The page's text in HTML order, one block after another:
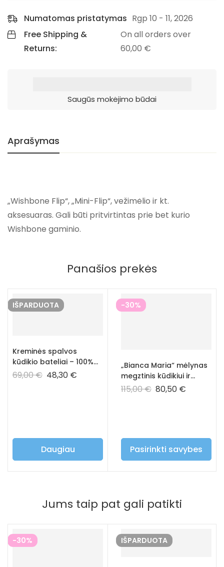
Numatomas pristatymas Rgp 10 - 11, 2026
Free Shipping &
Returns:
On all orders over
60,00 €
Saugūs mokėjimo būdai
Aprašymas
„Wishbone Flip“, „Mini-Flip“, vežimėlio ir kt.
aksesuaras. Gali būti pritvirtintas prie bet kurio
Wishbone gaminio.
Panašios prekės
IŠPARDUOTA
Kreminės spalvos
kūdikio bateliai – 100%
prabangus kašmyras
69,00€ 48,30 €
Daugiau
-30%
„Bianca Maria“ mėlynas
megztinis kūdikiui ir
vaikui – 100% prabangus
115,00€ 80,50 €
Pasirinkti savybes
Jums taip pat gali patikti
-30% IŠPARDUOTA